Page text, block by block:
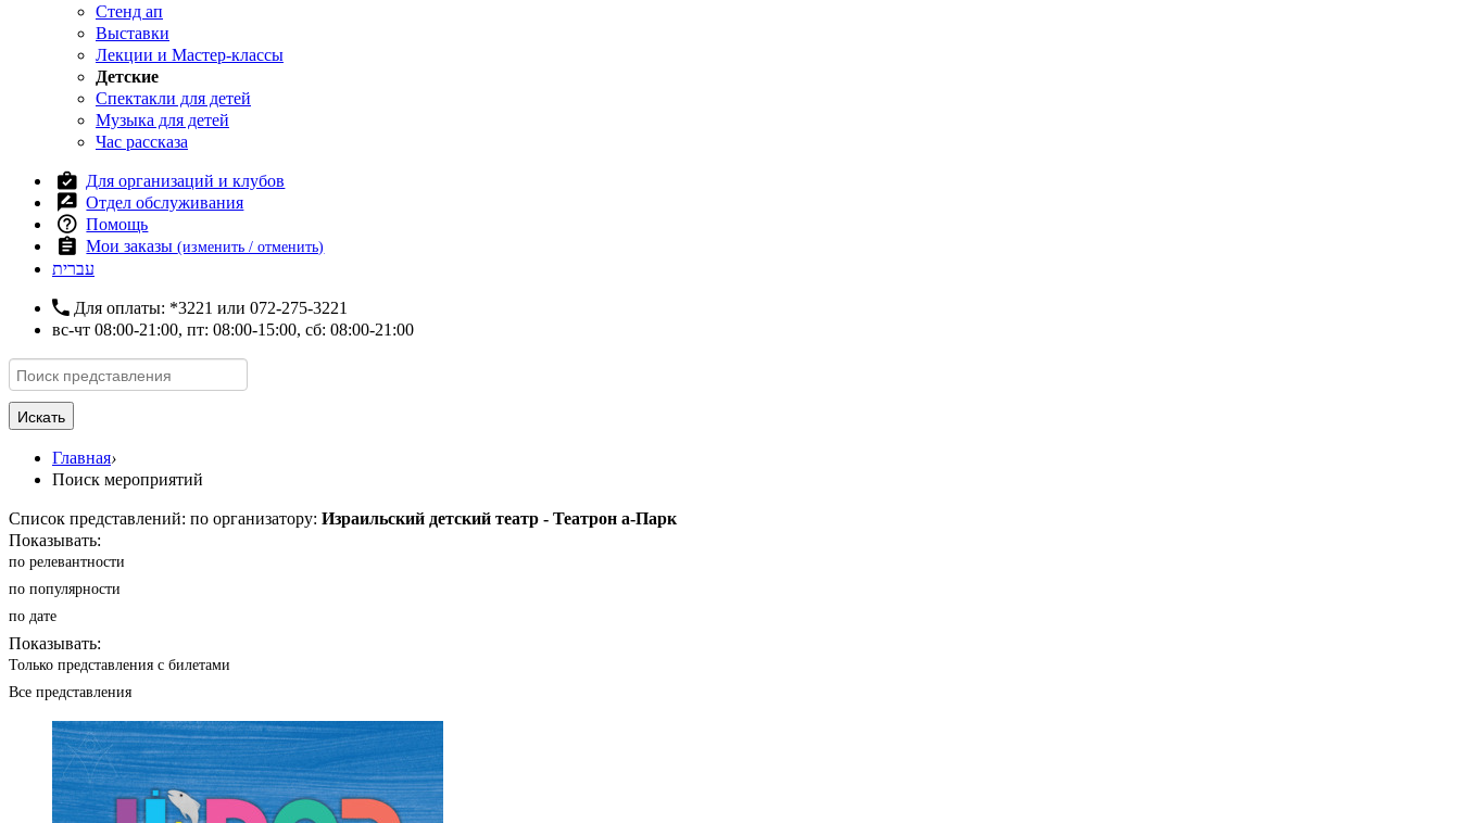
Стенд ап
Выставки
Лекции и Мастер-классы
Детские
Спектакли для детей
Музыка для детей
Час рассказа
Для организаций и клубов
Отдел обслуживания
Помощь
Мои заказы(изменить / отменить)
עברית
Для оплаты: *3221 или 072-275-3221
вс-чт 08:00-21:00, пт: 08:00-15:00, сб: 08:00-21:00
Искать
Главная›
Поиск мероприятий
Список представлений: по организатору: Израильский детский театр - Театрон а-Парк
Показывать:
по релевантности
по популярности
по дате
Показывать:
Только представления с билетами
Все представления